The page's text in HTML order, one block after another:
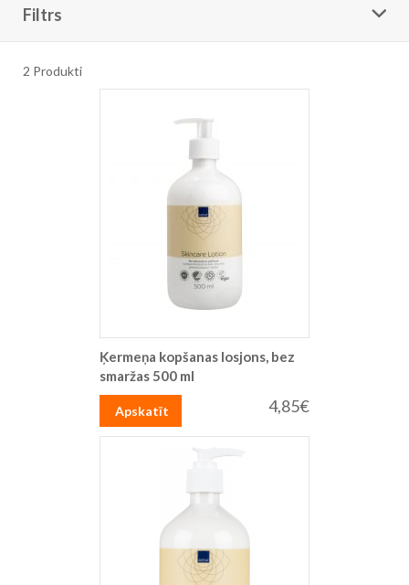
Filtrs
2 Produkti
Ķermeņa kopšanas losjons, bez
smaržas 500 ml
4,85€
Apskatīt